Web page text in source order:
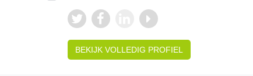
BEKIJK VOLLEDIG PROFIEL